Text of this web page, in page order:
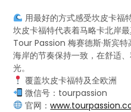
用最好的方式感受坎皮卡
坎皮卡福特代表着马略卡北岸
Tour Passion 梅赛德斯·斯宾
海岸的节奏保持一致，在舒适
光。
覆盖坎皮卡福特及全欧洲
微信号：tourpassion
官网：